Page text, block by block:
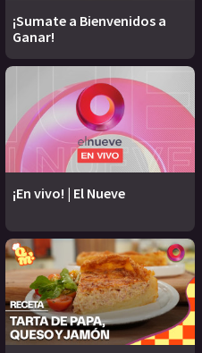
¡Sumate a Bienvenidos a
Ganar!
¡En vivo! | El Nueve